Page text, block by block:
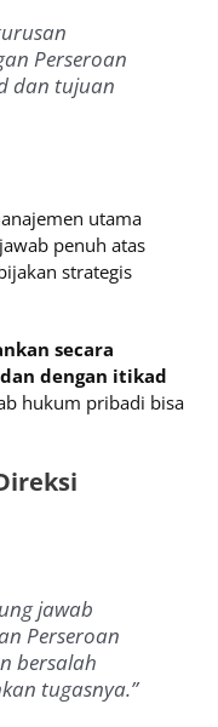
Perseroan
dan tujuan
utama
penuh atas
strategis
secara
dengan itikad
hukum pribadi bisa
jawab
Perseroan
bersalah
tugasnya.”